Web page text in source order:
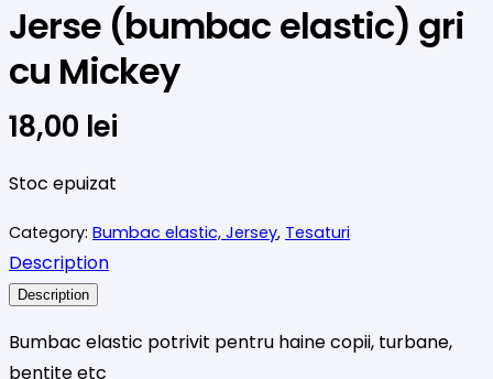
Jerse (bumbac elastic) gri
cu Mickey
18,00 lei
Stoc epuizat
Category: Bumbac elastic, Jersey, Tesaturi
Description
Description
Bumbac elastic potrivit pentru haine copii, turbane,
bentite etc